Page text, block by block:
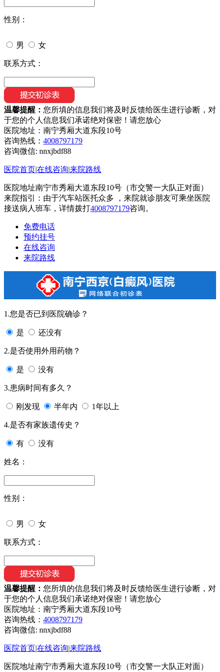
性别：
男 女
联系方式：
温馨提醒： 您所填的信息我们将及时反馈给医生进行诊断，对
于您的个人信息我们承诺绝对保密！请您放心
医院地址：南宁秀厢大道东段10号
咨询热线： 4008797179
咨询微信: nnxjbdf88
医院首页|在线咨询|来院路线
医院地址南宁市秀厢大道东段10号（市交警一大队正对面）
来院指引：由于汽车站医托众多 ，来院就诊朋友可乘坐医院
接送病人班车，详情拨打4008797179咨询。
免费电话
预约挂号
在线咨询
来院路线
1.您是否已到医院确诊？
是 还没有
2.是否使用外用药物？
是 没有
3.患病时间有多久？
刚发现 半年内 1年以上
4.是否有家族遗传史？
有 没有
姓名：
性别：
男 女
联系方式：
温馨提醒： 您所填的信息我们将及时反馈给医生进行诊断，对
于您的个人信息我们承诺绝对保密！请您放心
医院地址：南宁秀厢大道东段10号
咨询热线： 4008797179
咨询微信: nnxjbdf88
医院首页|在线咨询|来院路线
医院地址南宁市秀厢大道东段10号（市交警一大队正对面）